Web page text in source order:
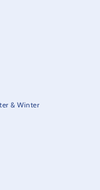
het gezellige
je volgende
& Winter